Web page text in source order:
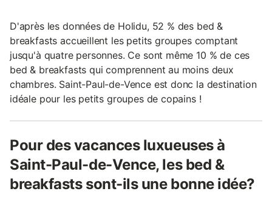
D'après les données de Holidu, 52 % des bed &
breakfasts accueillent les petits groupes comptant
jusqu'à quatre personnes. Ce sont même 10 % de ces
bed & breakfasts qui comprennent au moins deux
chambres. Saint-Paul-de-Vence est donc la destination
idéale pour les petits groupes de copains !
Pour des vacances luxueuses à
Saint-Paul-de-Vence, les bed &
breakfasts sont-ils une bonne idée?